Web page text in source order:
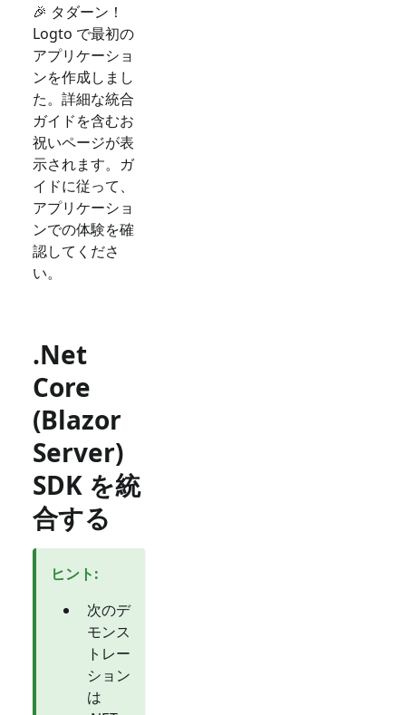
🎉 タダーン！
Logto で最初の
アプリケーショ
ンを作成しまし
た。詳細な統合
ガイドを含むお
祝いページが表
示されます。ガ
イドに従って、
アプリケーショ
ンでの体験を確
認してくださ
い。
.Net
Core
(Blazor
Server)
SDK を統
合する
ヒント:
次のデ
モンス
トレー
ション
は